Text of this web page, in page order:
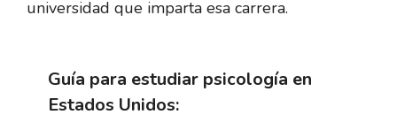
universidad que imparta esa carrera.
Guía para estudiar psicología en
Estados Unidos: